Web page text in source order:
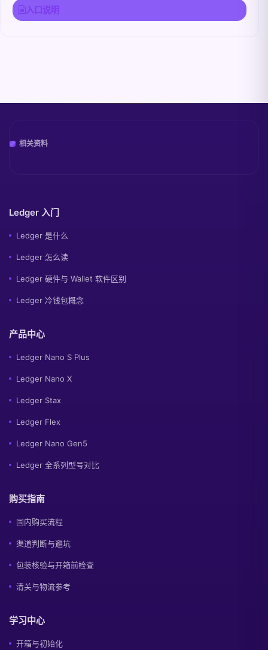
入口说明
相关资料
Ledger 入门
Ledger 是什么
Ledger 怎么读
Ledger 硬件与 Wallet 软件区别
Ledger 冷钱包概念
产品中心
Ledger Nano S Plus
Ledger Nano X
Ledger Stax
Ledger Flex
Ledger Nano Gen5
Ledger 全系列型号对比
购买指南
国内购买流程
渠道判断与避坑
包装核验与开箱前检查
清关与物流参考
学习中心
开箱与初始化